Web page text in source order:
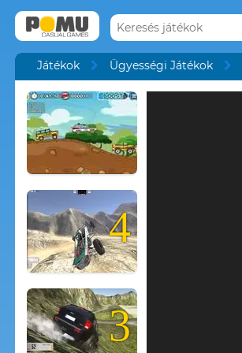
Játékok Ügyességi Játékok
4
3